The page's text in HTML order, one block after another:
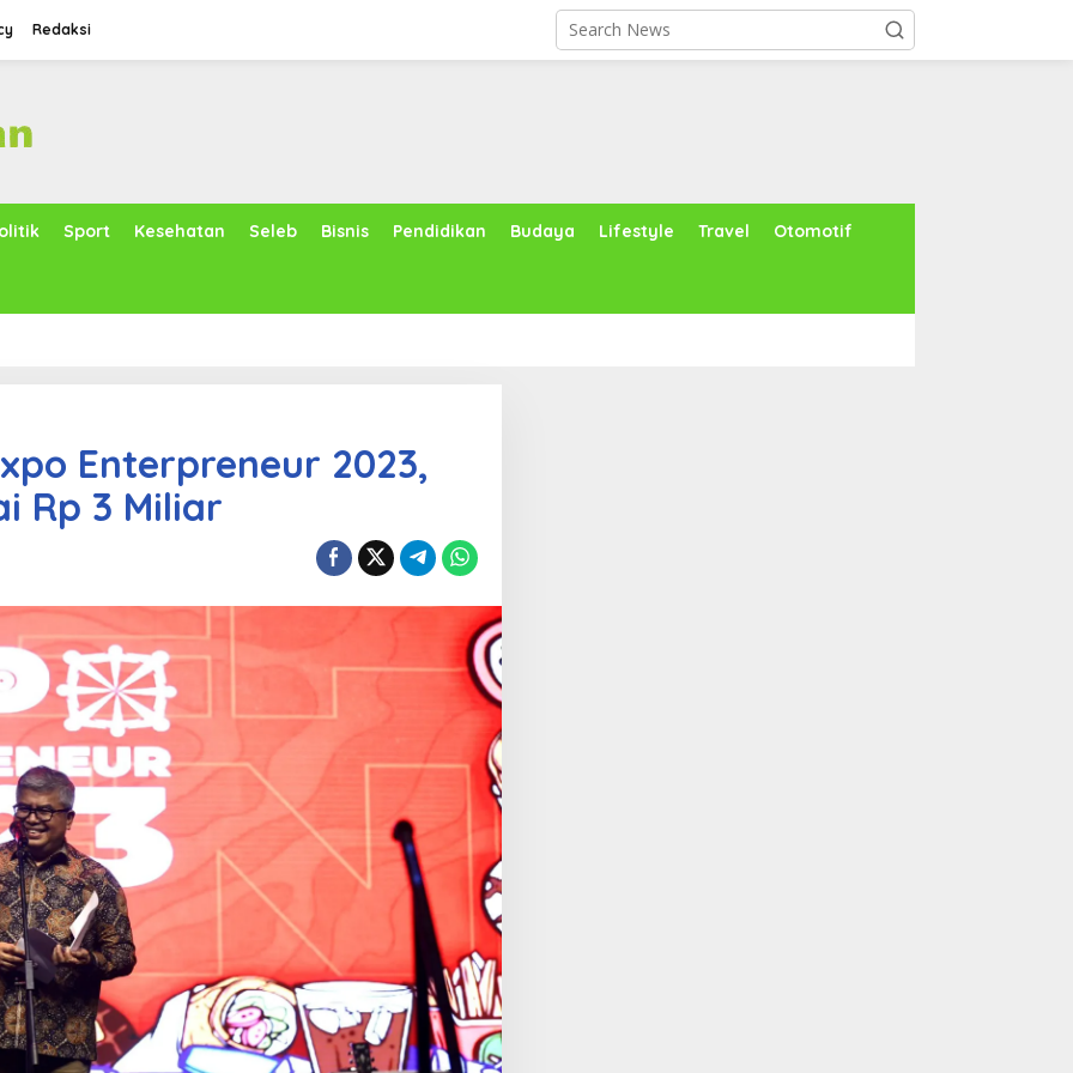
Redaksi
Sport Kesehatan Seleb Bisnis Pendidikan Budaya Lifestyle Travel Otomotif
Enterpreneur 2023,
Rp 3 Miliar